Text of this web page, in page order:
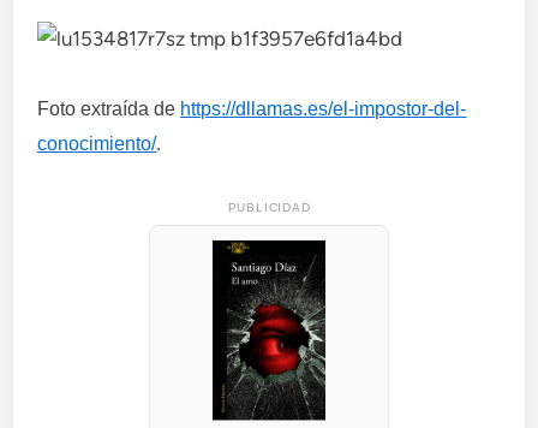
Foto extraída de https://dllamas.es/el-impostor-del-
conocimiento/.
PUBLICIDAD